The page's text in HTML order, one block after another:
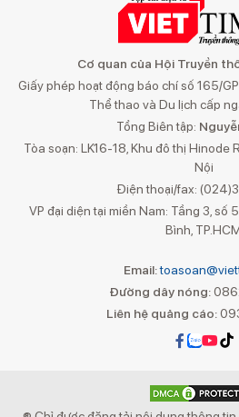
Cơ quan của Hội Truyền
Giấy phép hoạt động báo chí số 165/
Thể thao và Du lịch cấp
Tổng Biên tập:
Tòa soạn: LK16-18, Khu đô thị Hinode
Nội
Điện thoại/fax:
VP đại diện tại miền Nam: Tầng 3, số
Bình,
Email:
Đường dây nóng:
Liên hệ quảng cáo: